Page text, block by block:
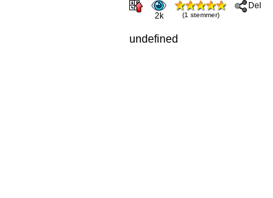
2k (1 stemmer)
Del
undefined